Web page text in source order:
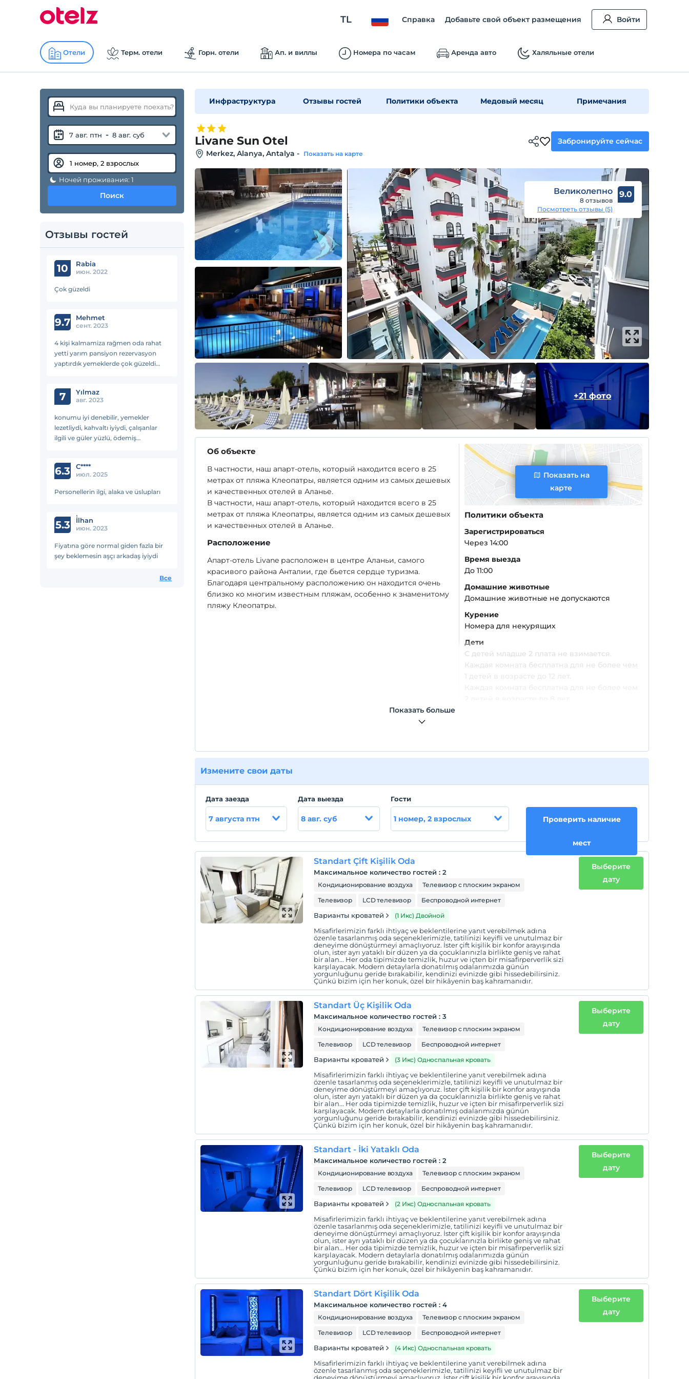
TL Справка Добавьте свой объект размещения Войти
Отели Терм. отели Горн. отели Ап. и виллы Номера по часам Аренда авто Халяльные отели
7 авг. птн - 8 авг. суб
Ночей проживания: 1
Поиск
Отзывы гостей
10 Rabia
июн. 2022
Çok güzeldi
9.7 Mehmet
сент. 2023
4 kişi kalmamiza rağmen oda rahat
yetti yarım pansiyon rezervasyon
yaptırdık yemeklerde çok güzeldi
7 Yılmaz
авг. 2023
konumu iyi denebilir, yemekler
lezetliydi, kahvaltı iyiydi, çalışanlar
ilgili ve güler yüzlü, ödemiş
personel olarak iyi hizmet
6.3 C****
июл. 2025
Personellerin ilgi, alaka ve üslupları
5.3 İ̇lhan
июн. 2023
Fiyatına göre normal giden fazla bir
şey beklemesin aşçı arkadaş iyiydi
Все
Инфраструктура Отзывы гостей Политики объекта Медовый месяц Примечания
Livane Sun Otel
Merkez, Alanya, Antalya - Показать на карте
Забронируйте сейчас
Великолепно
8 отзывов
Посмотреть отзывы (5)
9.0
+21 фото
Об объекте
В частности, наш апарт-отель, который находится всего в 25
метрах от пляжа Клеопатры, является одним из самых дешевых
и качественных отелей в Аланье.
В частности, наш апарт-отель, который находится всего в 25
метрах от пляжа Клеопатры, является одним из самых дешевых
и качественных отелей в Аланье.
Расположение
Апарт-отель Livane расположен в центре Аланьи, самого
красивого района Анталии, где бьется сердце туризма.
Благодаря центральному расположению он находится очень
близко ко многим известным пляжам, особенно к знаменитому
пляжу Клеопатры.
Показать на
карте
Политики объекта
Зарегистрироваться
Через 14:00
Время выезда
До 11:00
Домашние животные
Домашние животные не допускаются
Курение
Номера для некурящих
Дети
С детей младше 2 плата не взимается.
Каждая комната бесплатна для не более чем
1 детей в возрасте до 12 лет.
Показать больше
Измените свои даты
Дата заезда
7 августа птн
Дата выезда
8 авг. суб
Гости
1 номер, 2 взрослых Проверить наличие
мест
Standart Çift Kişilik Oda
Максимальное количество гостей :2
Кондиционирование воздуха
Телевизор с плоским экраном
Телевизор
LCD телевизор Беспроводной интернет
Варианты кроватей (1 Икс) Двойной
Misafirlerimizin farklı ihtiyaç ve beklentilerine yanıt verebilmek adına
özenle tasarlanmış oda seçeneklerimizle, tatilinizi keyifli ve unutulmaz bir
deneyime dönüştürmeyi amaçlıyoruz. İster çift kişilik bir konfor arayışında
olun, ister ayrı yataklı bir düzen ya da çocuklarınızla birlikte geniş ve rahat
bir alan... Her oda tipimizde temizlik, huzur ve içten bir misafirperverlik sizi
karşılayacak. Modern detaylarla donatılmış odalarımızda günün
yorgunluğunu geride bırakabilir, kendinizi evinizde gibi hissedebilirsiniz.
Çünkü bizim için her konuk, özel bir hikâyenin baş kahramanıdır.
Выберите
дату
Standart Üç Kişilik Oda
Максимальное количество гостей :3
Кондиционирование воздуха
Телевизор с плоским экраном
Телевизор
LCD телевизор Беспроводной интернет
Варианты кроватей (3 Икс) Односпальная кровать
Misafirlerimizin farklı ihtiyaç ve beklentilerine yanıt verebilmek adına
özenle tasarlanmış oda seçeneklerimizle, tatilinizi keyifli ve unutulmaz bir
deneyime dönüştürmeyi amaçlıyoruz. İster çift kişilik bir konfor arayışında
olun, ister ayrı yataklı bir düzen ya da çocuklarınızla birlikte geniş ve rahat
bir alan... Her oda tipimizde temizlik, huzur ve içten bir misafirperverlik sizi
karşılayacak. Modern detaylarla donatılmış odalarımızda günün
yorgunluğunu geride bırakabilir, kendinizi evinizde gibi hissedebilirsiniz.
Çünkü bizim için her konuk, özel bir hikâyenin baş kahramanıdır.
Выберите
дату
Standart - İki Yataklı Oda
Максимальное количество гостей :2
Кондиционирование воздуха
Телевизор с плоским экраном
Телевизор
LCD телевизор Беспроводной интернет
Варианты кроватей (2 Икс) Односпальная кровать
Misafirlerimizin farklı ihtiyaç ve beklentilerine yanıt verebilmek adına
özenle tasarlanmış oda seçeneklerimizle, tatilinizi keyifli ve unutulmaz bir
deneyime dönüştürmeyi amaçlıyoruz. İster çift kişilik bir konfor arayışında
olun, ister ayrı yataklı bir düzen ya da çocuklarınızla birlikte geniş ve rahat
bir alan... Her oda tipimizde temizlik, huzur ve içten bir misafirperverlik sizi
karşılayacak. Modern detaylarla donatılmış odalarımızda günün
yorgunluğunu geride bırakabilir, kendinizi evinizde gibi hissedebilirsiniz.
Çünkü bizim için her konuk, özel bir hikâyenin baş kahramanıdır.
Выберите
дату
Standart Dört Kişilik Oda
Максимальное количество гостей :4
Кондиционирование воздуха
Телевизор с плоским экраном
Телевизор
LCD телевизор Беспроводной интернет
Варианты кроватей (4 Икс) Односпальная кровать
Misafirlerimizin farklı ihtiyaç ve beklentilerine yanıt verebilmek adına
özenle tasarlanmış oda seçeneklerimizle, tatilinizi keyifli ve unutulmaz bir
Выберите
дату